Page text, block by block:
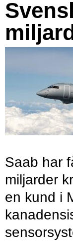
Saab har
miljarder
en kund i